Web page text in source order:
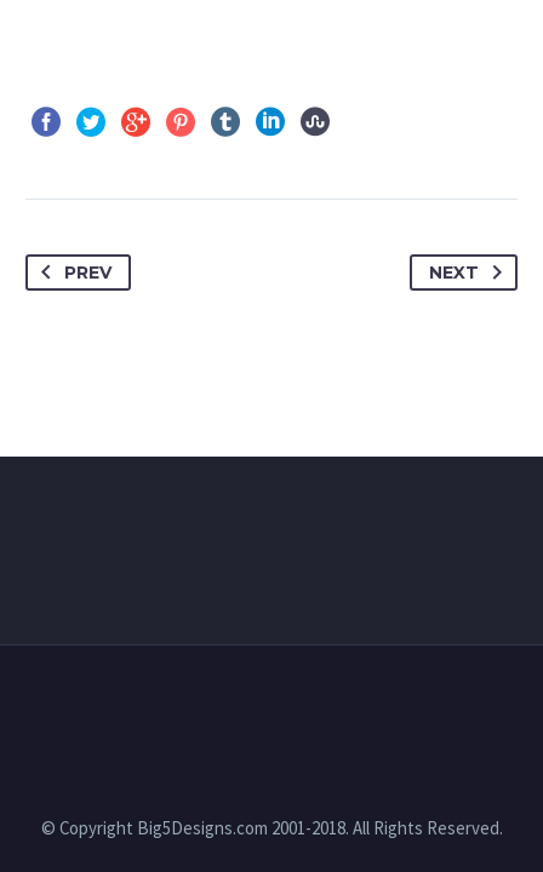
PREV NEXT
© Copyright Big5Designs.com 2001-2018. All Rights Reserved.